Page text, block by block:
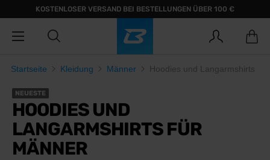
KOSTENLOSER VERSAND BEI BESTELLUNGEN ÜBER 100 €
Startseite Kleidung Männer Hoodies und Langarmshirts
NEUESTE
HOODIES UND
LANGARMSHIRTS FÜR
MÄNNER